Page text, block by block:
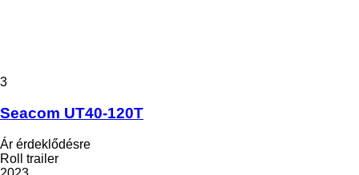
3
Seacom UT40-120T
Ár érdeklődésre
Roll trailer